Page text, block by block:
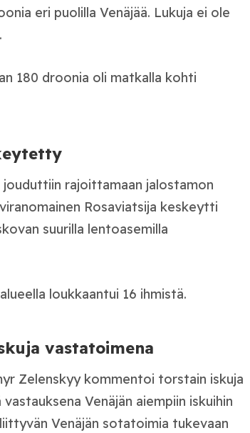
eri puolilla Venäjää. Lukuja ei ole
180 droonia oli matkalla kohti
rajoittamaan jalostamon
Rosaviatsija keskeytti
suurilla lentoasemilla
loukkaantui 16 ihmistä.
vastatoimena
Zelenskyy kommentoi torstain iskuja
Venäjän aiempiin iskuihin
Venäjän sotatoimia tukevaan